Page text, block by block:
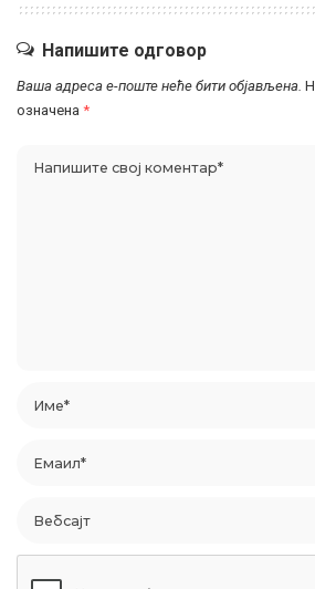
Напишите одговор
Ваша адреса е-поште неће бити објављена.
означена *